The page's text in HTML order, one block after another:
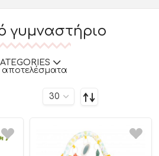
γυμναστήριο
αποτελέσματα